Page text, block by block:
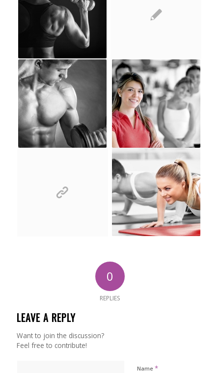
0
REPLIES
LEAVE A REPLY
Want to join the discussion?
Feel free to contribute!
Name *